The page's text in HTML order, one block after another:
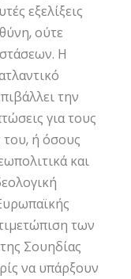
εξελίξεις
ούτε
Η
την
για τους
του, ή όσους
και
των
Σουηδίας
να υπάρξουν